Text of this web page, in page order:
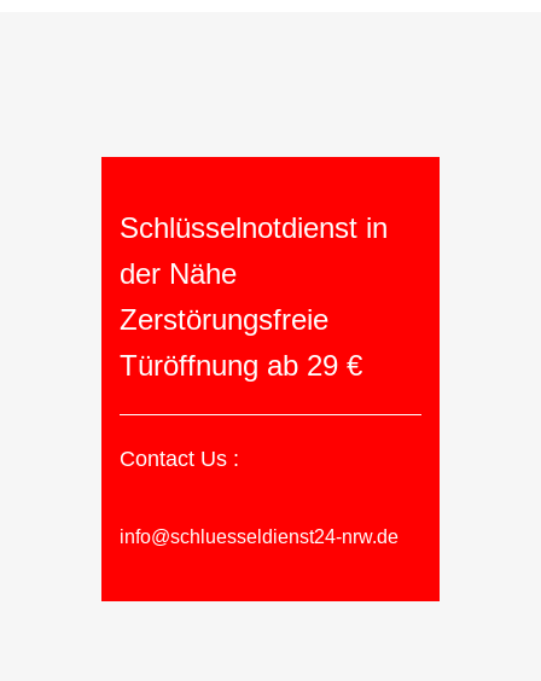
Schlüsselnotdienst in
der Nähe
Zerstörungsfreie
Türöffnung ab 29 €
Contact Us :
info@schluesseldienst24-nrw.de